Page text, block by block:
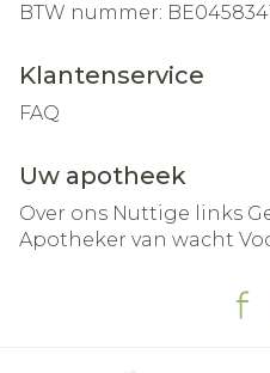
BTW nummer:
Klantenservice
FAQ
Uw apotheek
Over ons Nuttige links
Apotheker van wacht